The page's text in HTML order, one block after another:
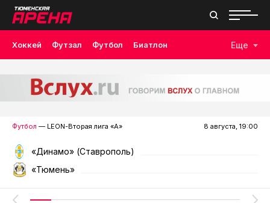
Хоккей Футзал Футбол Биатлон Еще
Футбол — LEON-Вторая лига «А» 8 августа, 19:00
«Динамо» (Ставрополь)
«Тюмень»